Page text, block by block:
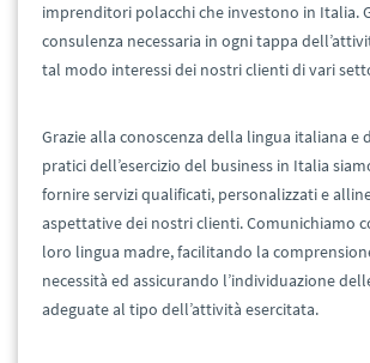
imprenditori polacchi che investono in Italia.
consulenza necessaria in ogni tappa
tal modo interessi dei nostri clienti di vari
Grazie alla conoscenza della lingua italiana e
pratici dell’esercizio del business in Italia
fornire servizi qualificati, personalizzati e
aspettative dei nostri clienti. Comunichiamo
loro lingua madre, facilitando la
necessità ed assicurando l’individuazione
adeguate al tipo dell’attività esercitata.